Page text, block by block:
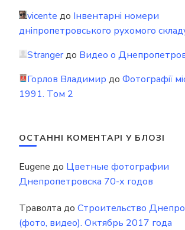
vicente до Інвентарні номери
дніпропетровського рухомого
Strangerдо Видео о
Горлов Владимир до Фотографії
1991. Том 2
ОСТАННІ КОМЕНТАРІ У БЛОЗІ
Eugene до Цветные фотографии
Днепропетровска 70-х годов
Траволта до Строительство
(фото, видео). Октябрь 2017 года